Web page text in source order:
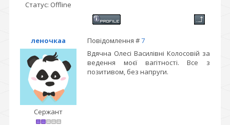
Статус: Offline
леночкаа Повідомлення #7
Сержант
Вдячна Олесі Василівні Колосовій за
ведення моєї вагітності. Все з
позитивом, без напруги.